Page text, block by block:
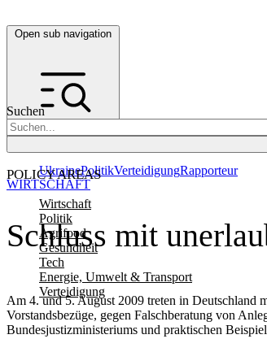
Open sub navigation
Suchen
POLICY AREAS
Wirtschaft
Politik
Agrifood
Gesundheit
Tech
Energie, Umwelt & Transport
Verteidigung
UkrainePolitikVerteidigungRapporteur
Schluss mit
Am 4. und 5. August 2009 treten in Deutschland
Vorstandsbezüge, gegen Falschberatung von
Bundesjustizministeriums und praktischen
WIRTSCHAFT